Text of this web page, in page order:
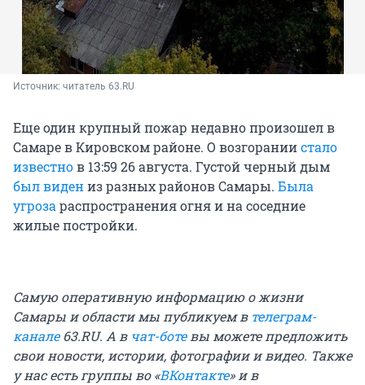
Источник: читатель 63.RU
Еще один крупный пожар недавно произошел в
Самаре в Кировском районе. О возгораниистало
известнов 13:59 26 августа. Густой черный дым
был видениз разных районов Самары. Была
угрозараспространения огня и на соседние
жилые постройки.
Самую оперативную информацию о жизни
Самары и области мы публикуем в телеграм-
канале63.RU. А в чат-ботевы можете предложить
свои новости, истории, фотографии и видео. Также
у нас есть группы во «ВКонтакте»и в